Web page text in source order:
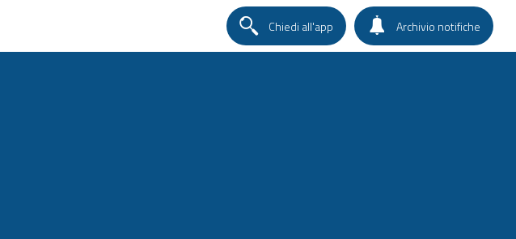
Chiedi all'app Archivio notifiche